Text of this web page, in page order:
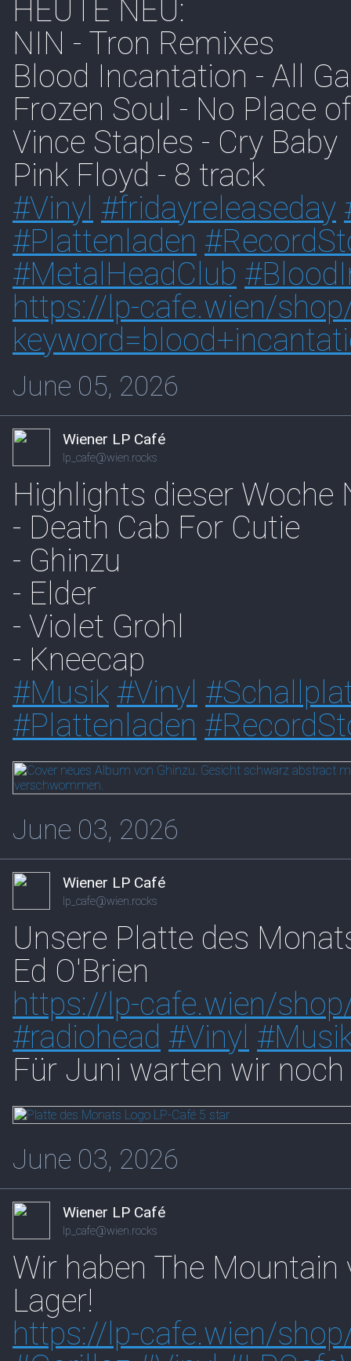
HEUTE NEU:
NIN - Tron Remixes
Blood Incantation - All
Frozen Soul - No Place
Vince Staples - Cry Baby
Pink Floyd - 8 track
#Vinyl #fridayreleaseday
#Plattenladen #
#MetalHeadClub #
https:// lp-cafe.wien/
keywo
June 05, 2026
Wiener LP Café
lp_cafe@wien.rocks
Highlights dieser Woche
- Death Cab For Cutie
- Ghinzu
- Elder
- Violet Grohl
- Kneecap
#Musik #Vinyl #
#Plattenladen #
June 03, 2026
Wiener LP Café
lp_cafe@wien.rocks
Unsere Platte des
Ed O'Brien
https:// lp-cafe.wien/
#radiohead #Vinyl #
Für Juni warten wir noch
June 03, 2026
Wiener LP Café
lp_cafe@wien.rocks
Wir haben The
Lager!
https:// lp-cafe.wien/